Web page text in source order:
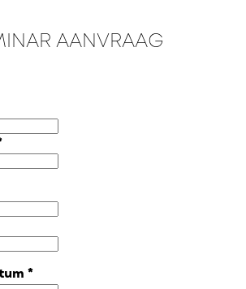
AANVRAAG
*